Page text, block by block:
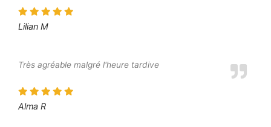
Lilian M
Très agréable malgré l'heure tardive
Alma R